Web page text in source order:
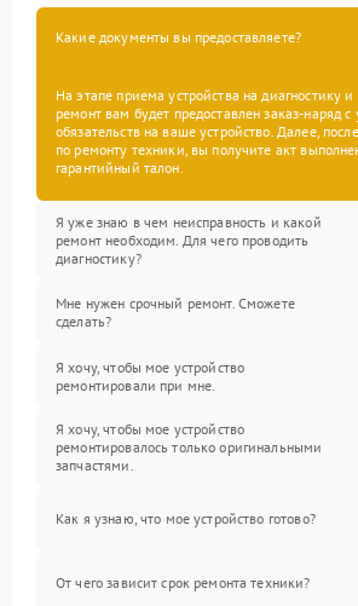
Какие документы вы предоставляете?
На этапе приема устройства на диагностику
ремонт вам будет предоставлен заказ-наряд
обязательств на ваше устройство. Далее,
по ремонту техники, вы получите акт
гарантийный талон.
Я уже знаю в чем неисправность и какой
ремонт необходим. Для чего проводить
диагностику?
Мне нужен срочный ремонт. Сможете
сделать?
Я хочу, чтобы мое устройство
ремонтировали при мне.
Я хочу, чтобы мое устройство
ремонтировалось только оригинальными
запчастями.
Как я узнаю, что мое устройство готово?
От чего зависит срок ремонта техники?